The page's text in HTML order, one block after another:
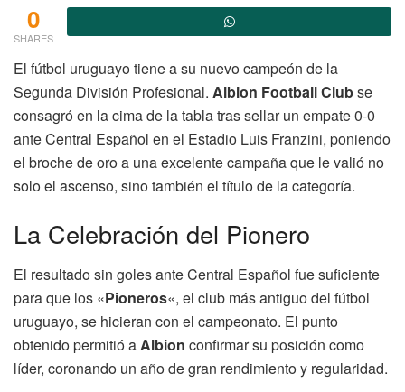
0
SHARES
El fútbol uruguayo tiene a su nuevo campeón de la
Segunda División Profesional. Albion Football Clubse
consagró en la cima de la tabla tras sellar un empate 0-0
ante Central Español en el Estadio Luis Franzini, poniendo
el broche de oro a una excelente campaña que le valió no
solo el ascenso, sino también el título de la categoría.
La Celebración del Pionero
El resultado sin goles ante Central Español fue suficiente
para que los «Pioneros«, el club más antiguo del fútbol
uruguayo, se hicieran con el campeonato. El punto
obtenido permitió aAlbion confirmar su posición como
líder, coronando un año de gran rendimiento y regularidad.